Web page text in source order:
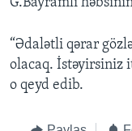
G.Bayramlı
“Ədalətli qərar
olacaq. İstəyirsiniz
o qeyd edib.